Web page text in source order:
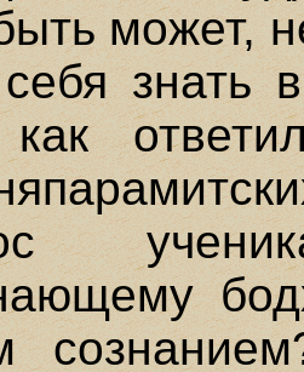
может,
знать